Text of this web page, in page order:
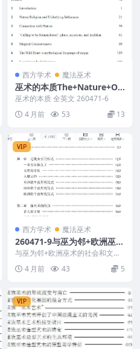
西方学术 魔法巫术
巫术的本质The+Nature+Of
+Magic
巫术的本质 全英文 260471-6
4 月前
53 13
VIP
西方学术 魔法巫术
260471-9与巫为邻+欧洲巫术
的社会和文化语境（部分英
文）452页
与巫为邻+欧洲巫术的社会和文化
语境（部分英文）452页 260471-
9 4 月前 43 5
VIP